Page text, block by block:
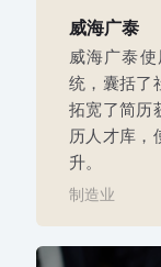
威海广泰
威海广泰
统，囊括了
拓宽了简历
历人才库，
升。
制造业